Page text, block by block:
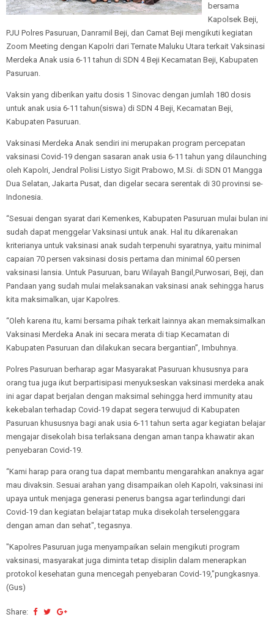
bersama
Kapolsek Beji,
PJU Polres Pasuruan, Danramil Beji, dan Camat Beji mengikuti kegiatan
Zoom Meeting dengan Kapolri dari Ternate Maluku Utara terkait Vaksinasi
Merdeka Anak usia 6-11 tahun di SDN 4 Beji Kecamatan Beji, Kabupaten
Pasuruan.
Vaksin yang diberikan yaitu dosis 1 Sinovac dengan jumlah 180 dosis
untuk anak usia 6-11 tahun(siswa) di SDN 4 Beji, Kecamatan Beji,
Kabupaten Pasuruan.
Vaksinasi Merdeka Anak sendiri ini merupakan program percepatan
vaksinasi Covid-19 dengan sasaran anak usia 6-11 tahun yang dilaunching
oleh Kapolri, Jendral Polisi Listyo Sigit Prabowo, M.Si. di SDN 01 Mangga
Dua Selatan, Jakarta Pusat, dan digelar secara serentak di 30 provinsi se-
Indonesia.
“Sesuai dengan syarat dari Kemenkes, Kabupaten Pasuruan mulai bulan ini
sudah dapat menggelar Vaksinasi untuk anak. Hal itu dikarenakan
kriterianya untuk vaksinasi anak sudah terpenuhi syaratnya, yaitu minimal
capaian 70 persen vaksinasi dosis pertama dan minimal 60 persen
vaksinasi lansia. Untuk Pasuruan, baru Wilayah Bangil,Purwosari, Beji, dan
Pandaan yang sudah mulai melaksanakan vaksinasi anak sehingga harus
kita maksimalkan, ujar Kapolres.
“Oleh karena itu, kami bersama pihak terkait lainnya akan memaksimalkan
Vaksinasi Merdeka Anak ini secara merata di tiap Kecamatan di
Kabupaten Pasuruan dan dilakukan secara bergantian”, Imbuhnya.
Polres Pasuruan berharap agar Masyarakat Pasuruan khususnya para
orang tua juga ikut berpartisipasi menyukseskan vaksinasi merdeka anak
ini agar dapat berjalan dengan maksimal sehingga herd immunity atau
kekebalan terhadap Covid-19 dapat segera terwujud di Kabupaten
Pasuruan khususnya bagi anak usia 6-11 tahun serta agar kegiatan belajar
mengajar disekolah bisa terlaksana dengan aman tanpa khawatir akan
penyebaran Covid-19.
“Kami harap para orang tua dapat membantu mengarahkan anaknya agar
mau divaksin. Sesuai arahan yang disampaikan oleh Kapolri, vaksinasi ini
upaya untuk menjaga generasi penerus bangsa agar terlindungi dari
Covid-19 dan kegiatan belajar tatap muka disekolah terselenggara
dengan aman dan sehat", tegasnya.
"Kapolres Pasuruan juga menyampaikan selain mengikuti program
vaksinasi, masyarakat juga diminta tetap disiplin dalam menerapkan
protokol kesehatan guna mencegah penyebaran Covid-19,"pungkasnya.
(Gus)
Share: